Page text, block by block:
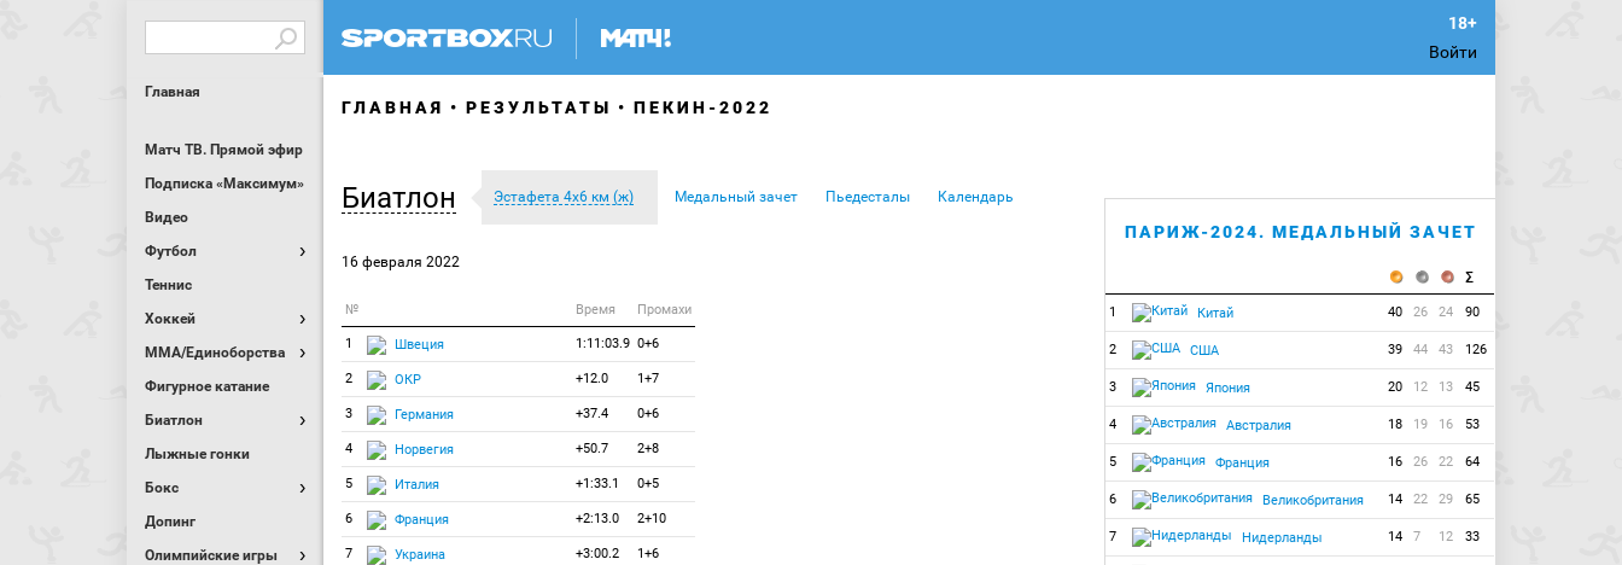
Войти
Главная
Матч ТВ. Прямой эфир
Подписка «Максимум»
Видео
Футбол
Теннис
Хоккей
MMA/Единоборства
Фигурное катание
Биатлон
Лыжные гонки
Бокс
Допинг
Олимпийские игры
ГЛАВНАЯ РЕЗУЛЬТАТЫ ПЕКИН-2022
Биатлон Эстафета 4х6 км (ж) Медальный зачет Пьедесталы Календарь
16 февраля 2022
№ Время Промахи
1 Швеция 1:11:03.9 0+6
2 ОКР +12.0 1+7
3 Германия +37.4 0+6
4 Норвегия +50.7 2+8
5 Италия +1:33.1 0+5
6 Франция +2:13.0 2+10
7 Украина +3:00.2 1+6
ПАРИЖ-2024. МЕДАЛЬНЫЙ ЗАЧЕТ
1 Китай 40 26 24 90
2 США 39 44 43 126
3 Япония 20 12 13 45
4 Австралия 18 19 16 53
5 Франция 16 26 22 64
6 Великобритания 14 22 29 65
7 Нидерланды 14 7 12 33